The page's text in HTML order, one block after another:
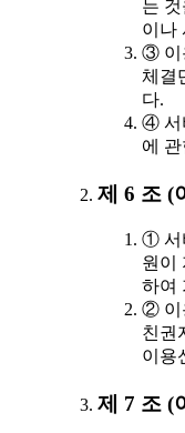
는
이나
③ 이
체결
다.
④ 서
에
제 6 조 (
① 서
원이
하여
② 이
친권
이용
제 7 조 (